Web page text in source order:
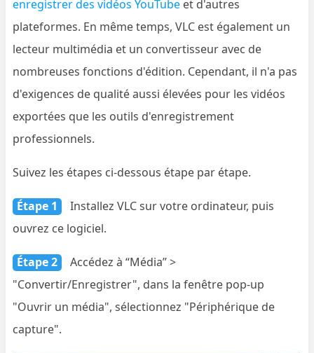
enregistrer des vidéos YouTube et d'autres
plateformes. En même temps, VLC est également un
lecteur multimédia et un convertisseur avec de
nombreuses fonctions d'édition. Cependant, il n'a pas
d'exigences de qualité aussi élevées pour les vidéos
exportées que les outils d'enregistrement
professionnels.
Suivez les étapes ci-dessous étape par étape.
Étape 1
Installez VLC sur votre ordinateur, puis
ouvrez ce logiciel.
Étape 2
Accédez à “Média” >
"Convertir/Enregistrer", dans la fenêtre pop-up
"Ouvrir un média", sélectionnez "Périphérique de
capture".